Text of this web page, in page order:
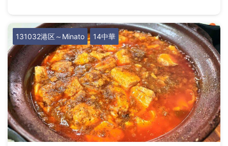
131032港区～Minato 14中華